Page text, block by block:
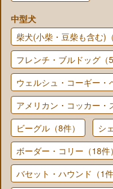
中型犬
柴犬(小柴・豆柴も含む)
フレンチ・ブルドッグ（
ウェルシュ・コーギー・
アメリカン・コッカー・
ビーグル（8件）
シ
ボーダー・コリー（18件）
バセット・ハウンド（1件